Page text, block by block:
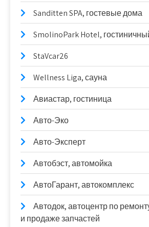
Sanditten SPA, гостевые дома
SmolinoPark Hotel,
StaVcar26
Wellness Liga, сауна
Авиастар, гостиница
Авто-Эко
Авто-Эксперт
Автобэст, автомойка
АвтоГарант, автокомплекс
Автодок, автоцентр по
и продаже запчастей